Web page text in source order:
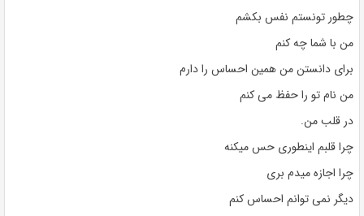
چطور تونستم نفس بکشم
من با شما چه کنم
برای دانستن من همین احساس را دارم
من نام تو را حفظ می کنم
در قلب من.
چرا قلبم اینطوری حس میکنه
چرا اجازه میدم بری
دیگر نمی توانم احساس کنم